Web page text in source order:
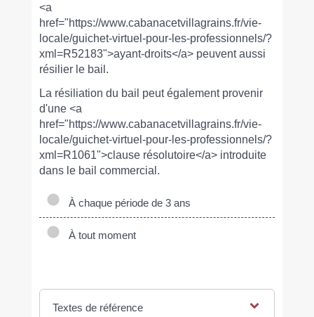
<a
href="https://www.cabanacetvillagrains.fr/vie-
locale/guichet-virtuel-pour-les-professionnels/?
xml=R52183">ayant-droits</a> peuvent aussi
résilier le bail.
La résiliation du bail peut également provenir
d'une <a
href="https://www.cabanacetvillagrains.fr/vie-
locale/guichet-virtuel-pour-les-professionnels/?
xml=R1061">clause résolutoire</a> introduite
dans le bail commercial.
À chaque période de 3 ans
À tout moment
Textes de référence